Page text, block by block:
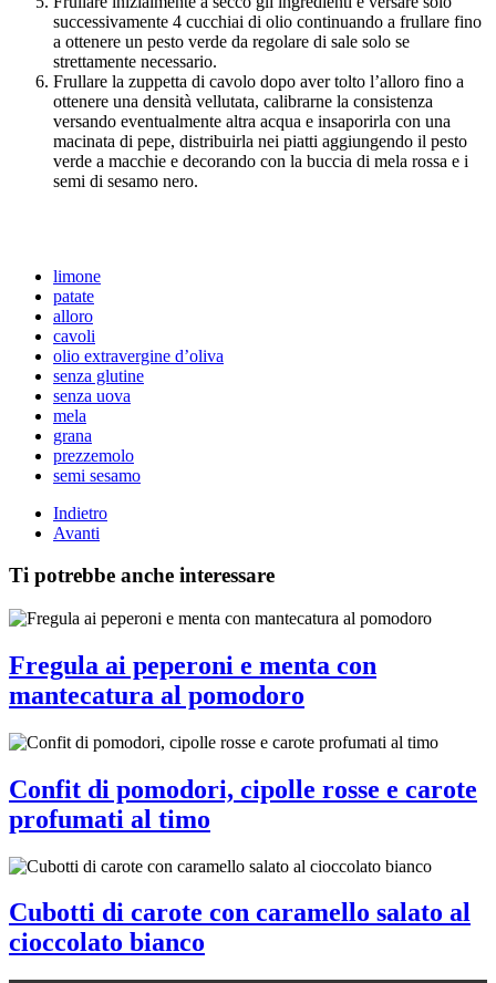
successivamente 4 cucchiai di olio continuando a frullare fino
a ottenere un pesto verde da regolare di sale solo se
strettamente necessario.
Frullare la zuppetta di cavolo dopo aver tolto l’alloro fino a
ottenere una densità vellutata, calibrarne la consistenza
versando eventualmente altra acqua e insaporirla con una
macinata di pepe, distribuirla nei piatti aggiungendo il pesto
verde a macchie e decorando con la buccia di mela rossa e i
semi di sesamo nero.
limone
patate
alloro
cavoli
olio extravergine d’oliva
senza glutine
senza uova
mela
grana
prezzemolo
semi sesamo
Indietro
Avanti
Ti potrebbe anche interessare
Fregula ai peperoni e menta con
mantecatura al pomodoro
Confit di pomodori, cipolle rosse e carote
profumati al timo
Cubotti di carote con caramello salato al
cioccolato bianco